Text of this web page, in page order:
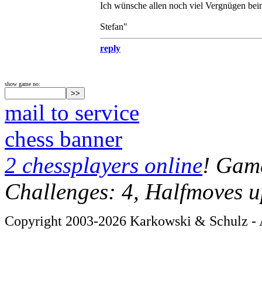
Ich wünsche allen noch viel Vergnügen
Stefan"
reply
show game no:
mail to service
chess banner
2 chessplayers online!
Challenges: 4, Halfmoves
Copyright 2003-2026 Karkowski & Schulz